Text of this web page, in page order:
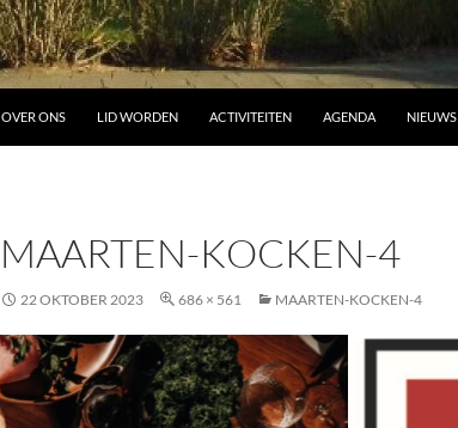
OVER ONS LID WORDEN ACTIVITEITEN AGENDA NIEUWS
MAARTEN-KOCKEN-4
22 OKTOBER 2023 686 × 561 MAARTEN-KOCKEN-4